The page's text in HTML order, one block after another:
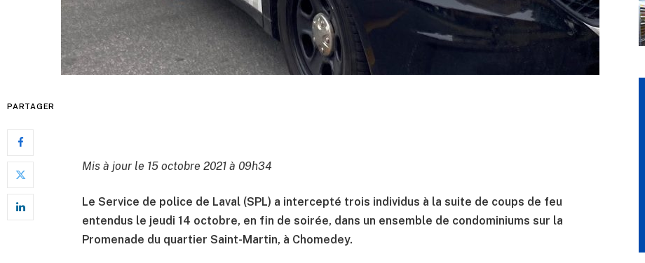
PARTAGER
Mis à jour le 15 octobre 2021 à 09h34
Le Service de police de Laval (SPL) a intercepté trois individus à la suite de coups de feu
entendus le jeudi 14 octobre, en fin de soirée, dans un ensemble de condominiums sur la
Promenade du quartier Saint-Martin, à Chomedey.